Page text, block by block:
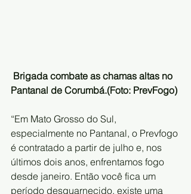
Brigada combate as chamas altas no
Pantanal de Corumbá.(Foto: PrevFogo)
“Em Mato Grosso do Sul,
especialmente no Pantanal, o Prevfogo
é contratado a partir de julho e, nos
últimos dois anos, enfrentamos fogo
desde janeiro. Então você fica um
período desguarnecido, existe uma